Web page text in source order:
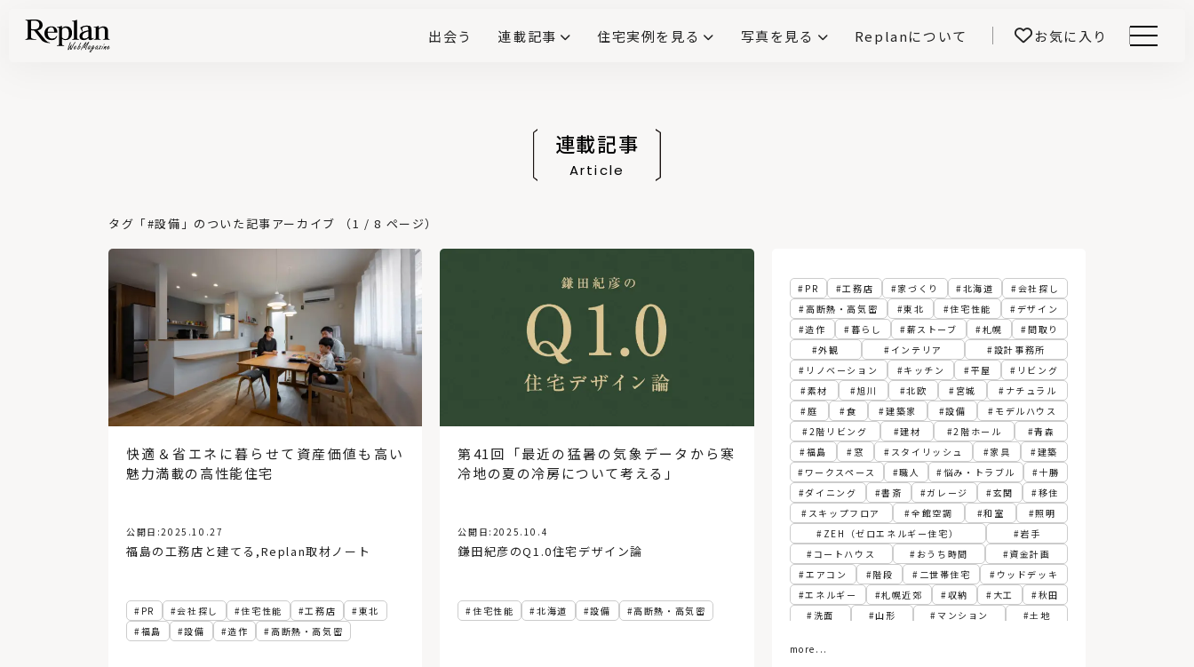
出会う 連載記事 住宅実例を見る 写真を見る Replanについて お気に入り
連載記事
Article
タグ「#設備」のついた記事アーカイブ （1 / 8 ページ）
快適＆省エネに暮らせて資産価値も高い
魅力満載の高性能住宅
公開日:2025.10.27
福島の工務店と建てる ,Replan取材ノート
PR 会社探し 住宅性能 工務店
東北
福島
設備 造作 高断熱・高気密
第41回「最近の猛暑の気象データから寒
冷地の夏の冷房について考える」
公開日: 2025.10.4
鎌田紀彦のQ1.0住宅デザイン論
住宅性能 北海道 設備 高断熱・高気密
PR 工務店 家づくり 北海道
会社探し
高断熱・高気密
東北 住宅性能
デザイン
造作
暮らし 薪ストーブ 札幌
間取り
外観
インテリア
設計事務所
リノベーション
キッチン 平屋
リビング
素材
旭川 北欧 宮城
ナチュラル
庭
食 建築家 設備
モデルハウス
2階リビング
建材 2階ホール
青森
福島
窓 スタイリッシュ 家具
建築
ワークスペース
職人 悩み・トラブル
十勝
ダイニング
書斎 ガレージ 玄関
移住
スキップフロア
全館空調 和室
照明
ZEH（ゼロエネルギー住宅）
岩手
コートハウス
おうち時間
資金計画
エアコン
階段 二世帯住宅
ウッドデッキ
エネルギー
札幌近郊 収納 大工
秋田
洗面
山形 マンション
土地
まちづくり
more...